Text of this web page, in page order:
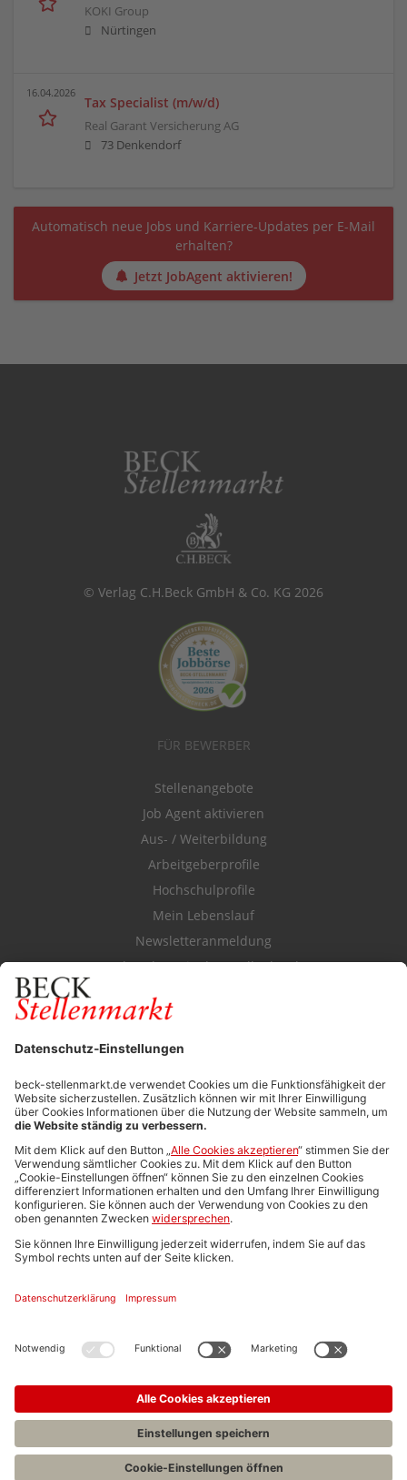
KOKI Group
Nürtingen
16.04.2026
Tax Specialist (m/w/d)
Real Garant Versicherung AG
73 Denkendorf
Automatisch neue Jobs und Karriere-Updates per E-Mail
erhalten?
Jetzt JobAgent aktivieren!
© Verlag C.H.Beck GmbH & Co. KG 2026
FÜR BEWERBER
Stellenangebote
Job Agent aktivieren
Aus- / Weiterbildung
Arbeitgeberprofile
Hochschulprofile
Mein Lebenslauf
Newsletteranmeldung
Durchsuchen Sie den Stellenkatalog
FÜR ARBEITGEBER
Stellenmarktpreise
Anzeigen-AGB
Media-Daten
Newsletteranmeldung
Produktübersicht
ALLGEMEIN
FAQs
Impressum
Stellenangebote C.H.BECK